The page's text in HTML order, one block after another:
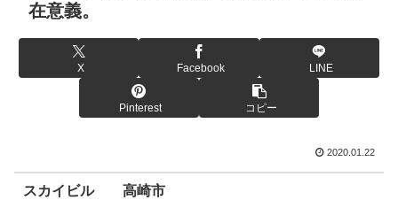
在意義。
X Facebook LINE
Pinterest コピー
2020.01.22
スカイビル 高崎市